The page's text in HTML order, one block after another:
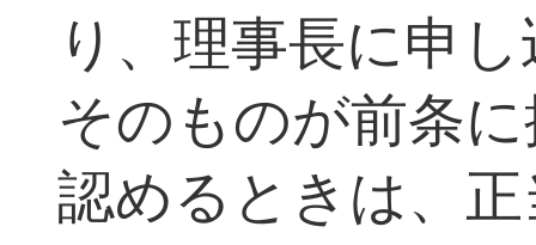
り、理事長に申
そのものが前条
認めるときは、